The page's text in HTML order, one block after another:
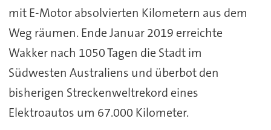
mit E-Motor absolvierten Kilometern aus dem
Weg räumen. Ende Januar 2019 erreichte
Wakker nach 1050 Tagen die Stadt im
Südwesten Australiens und überbot den
bisherigen Streckenweltrekord eines
Elektroautos um 67.000 Kilometer.